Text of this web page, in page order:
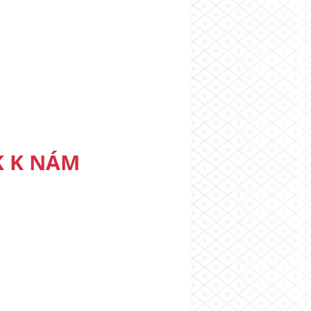
K NÁM